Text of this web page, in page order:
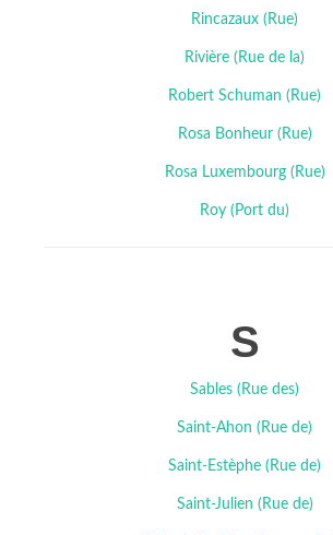
Rincazaux (Rue)
Rivière (Rue de la)
Robert Schuman (Rue)
Rosa Bonheur (Rue)
Rosa Luxembourg (Rue)
Roy (Port du)
S
Sables (Rue des)
Saint-Ahon (Rue de)
Saint-Estèphe (Rue de)
Saint-Julien (Rue de)